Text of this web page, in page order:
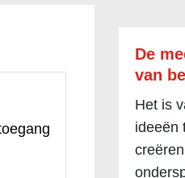
De
van
Het is
ideeën